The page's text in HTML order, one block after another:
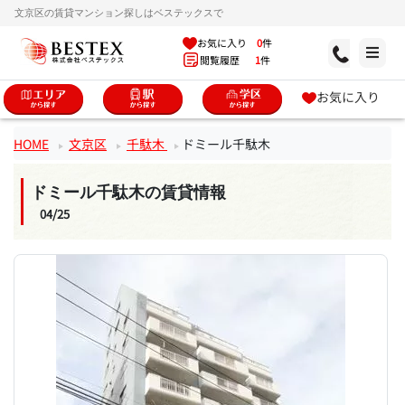
文京区の賃貸マンション探しはベステックスで
お気に入り 0件
閲覧履歴 1件
お気に入り
HOME 文京区 千駄木 ドミール千駄木
ドミール千駄木の賃貸情報
04/25